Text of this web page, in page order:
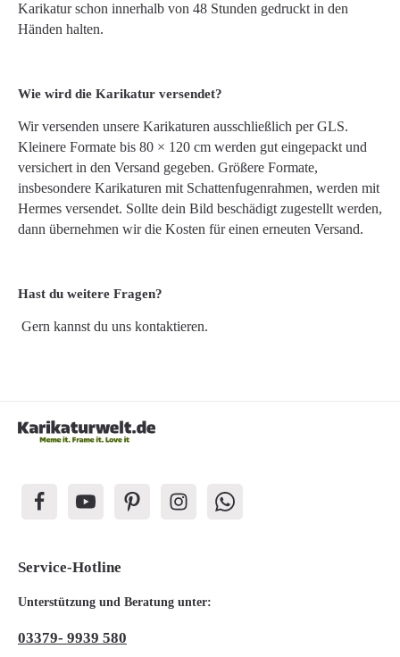
Karikatur schon innerhalb von 48 Stunden gedruckt in den
Händen halten.
Wie wird die Karikatur versendet?
Wir versenden unsere Karikaturen ausschließlich per GLS.
Kleinere Formate bis 80 × 120 cm werden gut eingepackt und
versichert in den Versand gegeben. Größere Formate,
insbesondere Karikaturen mit Schattenfugenrahmen, werden mit
Hermes versendet. Sollte dein Bild beschädigt zugestellt werden,
dann übernehmen wir die Kosten für einen erneuten Versand.
Hast du weitere Fragen?
Gern kannst du uns kontaktieren.
Service-Hotline
Unterstützung und Beratung unter:
03379- 9939 580